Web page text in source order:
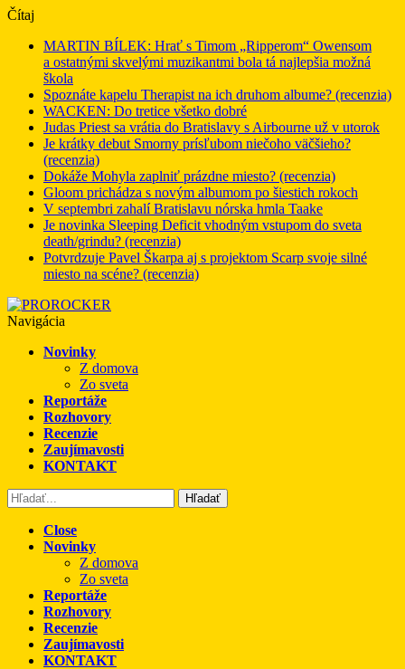
Čítaj
MARTIN BÍLEK: Hrať s Timom „Ripperom“ Owensom
a ostatnými skvelými muzikantmi bola tá najlepšia možná
škola
Spoznáte kapelu Therapist na ich druhom albume? (recenzia)
WACKEN: Do tretice všetko dobré
Judas Priest sa vrátia do Bratislavy s Airbourne už v utorok
Je krátky debut Smorny prísľubom niečoho väčšieho?
(recenzia)
Dokáže Mohyla zaplniť prázdne miesto? (recenzia)
Gloom prichádza s novým albumom po šiestich rokoch
V septembri zahalí Bratislavu nórska hmla Taake
Je novinka Sleeping Deficit vhodným vstupom do sveta
death/grindu? (recenzia)
Potvrdzuje Pavel Škarpa aj s projektom Scarp svoje silné
miesto na scéne? (recenzia)
Navigácia
Novinky
Z domova
Zo sveta
Reportáže
Rozhovory
Recenzie
Zaujímavosti
KONTAKT
Hľadať
Close
Novinky
Z domova
Zo sveta
Reportáže
Rozhovory
Recenzie
Zaujímavosti
KONTAKT